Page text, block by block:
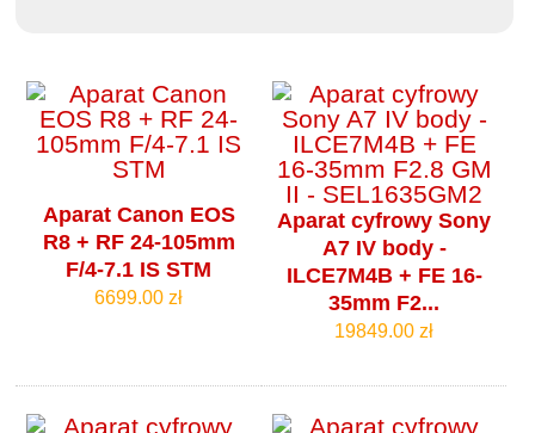
Aparat Canon EOS
R8 + RF 24-105mm
F/4-7.1 IS STM
6699.00 zł
Aparat cyfrowy Sony
A7 IV body -
ILCE7M4B + FE 16-
35mm F2...
19849.00 zł